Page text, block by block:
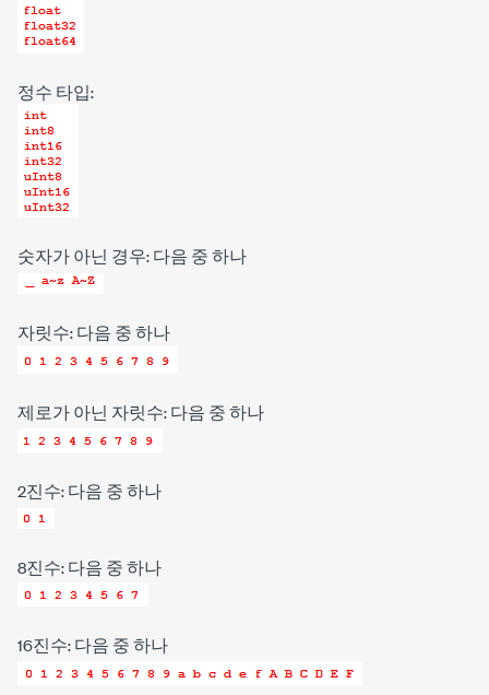
정수 타입:
숫자가 아닌 경우: 다음 중 하나
자릿수: 다음 중 하나
제로가 아닌 자릿수: 다음 중 하나
2진수: 다음 중 하나
8진수: 다음 중 하나
16진수: 다음 중 하나